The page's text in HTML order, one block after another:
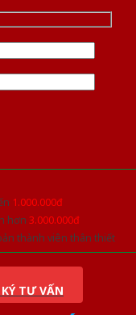
1.000.000đ
hơn 3.000.000đ
thành viên thân thiết
TƯ VẤN